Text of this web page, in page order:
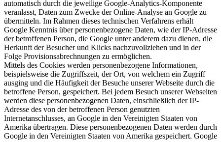
automatisch durch die jeweilige Google-Analytics-Komponente
veranlasst, Daten zum Zwecke der Online-Analyse an Google zu
übermitteln. Im Rahmen dieses technischen Verfahrens erhält
Google Kenntnis über personenbezogene Daten, wie der IP-Adresse
der betroffenen Person, die Google unter anderem dazu dienen, die
Herkunft der Besucher und Klicks nachzuvollziehen und in der
Folge Provisionsabrechnungen zu ermöglichen.
Mittels des Cookies werden personenbezogene Informationen,
beispielsweise die Zugriffszeit, der Ort, von welchem ein Zugriff
ausging und die Häufigkeit der Besuche unserer Webseite durch die
betroffene Person, gespeichert. Bei jedem Besuch unserer Webseiten
werden diese personenbezogenen Daten, einschließlich der IP-
Adresse des von der betroffenen Person genutzten
Internetanschlusses, an Google in den Vereinigten Staaten von
Amerika übertragen. Diese personenbezogenen Daten werden durch
Google in den Vereinigten Staaten von Amerika gespeichert. Google